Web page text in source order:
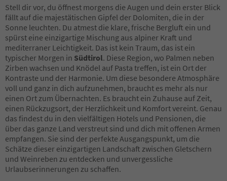
12
13
14
15
16
17
18
19
20
21
22
23
24
25
26
27
28
Stell dir vor, du öffnest morgens die Augen und dein erster Blick
fällt auf die majestätischen Gipfel der Dolomiten, die in der
Sonne leuchten. Du atmest die klare, frische Bergluft ein und
spürst eine einzigartige Mischung aus alpiner Kraft und
mediterraner Leichtigkeit. Das ist kein Traum, das ist ein
typischer Morgen in Südtirol. Diese Region, wo Palmen neben
Zirben wachsen und Knödel auf Pasta treffen, ist ein Ort der
Kontraste und der Harmonie. Um diese besondere Atmosphäre
voll und ganz in dich aufzunehmen, braucht es mehr als nur
einen Ort zum Übernachten. Es braucht ein Zuhause auf Zeit,
einen Rückzugsort, der Herzlichkeit und Komfort vereint. Genau
das findest du in den vielfältigen Hotels und Pensionen, die
über das ganze Land verstreut sind und dich mit offenen Armen
empfangen. Sie sind der perfekte Ausgangspunkt, um die
Schätze dieser einzigartigen Landschaft zwischen Gletschern
und Weinreben zu entdecken und unvergessliche
Urlaubserinnerungen zu schaffen.